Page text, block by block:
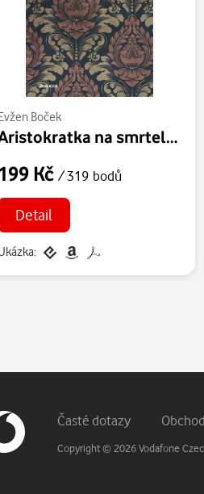
Boček
Aristokratka na smrtelné pohovce
Kč / 319 bodů
Detail
webunavigace
Časté dotazy
Copyright © 2026 Vodafone